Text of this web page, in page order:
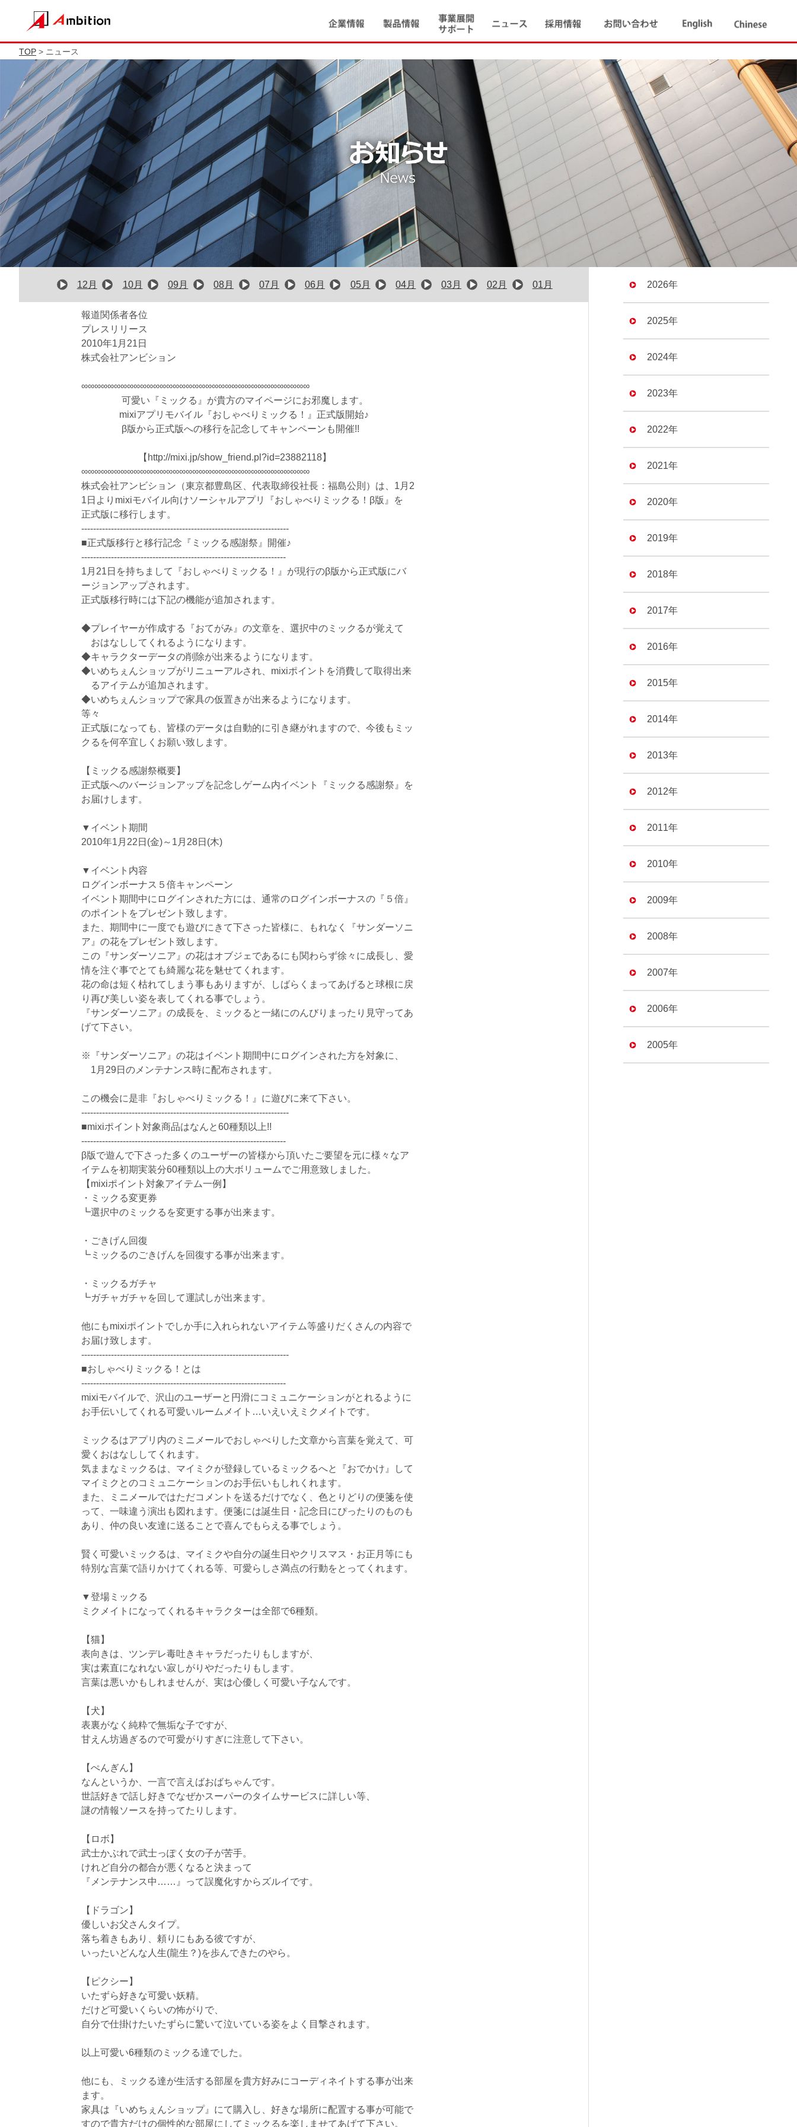
TOP > ニュース
12月 10月 09月 08月 07月 06月 05月 04月 03月 02月 01月
報道関係者各位
プレスリリース
2010年1月21日
株式会社アンビション
∞∞∞∞∞∞∞∞∞∞∞∞∞∞∞∞∞∞∞∞∞∞∞∞∞∞∞∞∞∞∞∞∞∞∞
可愛い『ミックる』が貴方のマイページにお邪魔します。
mixiアプリモバイル『おしゃべりミックる！』正式版開始♪
β版から正式版への移行を記念してキャンペーンも開催!!
【http://mixi.jp/show_friend.pl?id=23882118】
∞∞∞∞∞∞∞∞∞∞∞∞∞∞∞∞∞∞∞∞∞∞∞∞∞∞∞∞∞∞∞∞∞∞∞
株式会社アンビション（東京都豊島区、代表取締役社長：福島公則）は、1月2
1日よりmixiモバイル向けソーシャルアプリ『おしゃべりミックる！β版』を
正式版に移行します。
----------------------------------------------------------------------
■正式版移行と移行記念『ミックる感謝祭』開催♪
---------------------------------------------------------------------
1月21日を持ちまして『おしゃべりミックる！』が現行のβ版から正式版にバ
ージョンアップされます。
正式版移行時には下記の機能が追加されます。
◆プレイヤーが作成する『おてがみ』の文章を、選択中のミックるが覚えて
おはなししてくれるようになります。
◆キャラクターデータの削除が出来るようになります。
◆いめちぇんショップがリニューアルされ、mixiポイントを消費して取得出来
るアイテムが追加されます。
◆いめちぇんショップで家具の仮置きが出来るようになります。
等々
正式版になっても、皆様のデータは自動的に引き継がれますので、今後もミッ
クるを何卒宜しくお願い致します。
【ミックる感謝祭概要】
正式版へのバージョンアップを記念しゲーム内イベント『ミックる感謝祭』を
お届けします。
▼イベント期間
2010年1月22日(金)～1月28日(木)
▼イベント内容
ログインボーナス５倍キャンペーン
イベント期間中にログインされた方には、通常のログインボーナスの『５倍』
のポイントをプレゼント致します。
また、期間中に一度でも遊びにきて下さった皆様に、もれなく『サンダーソニ
ア』の花をプレゼント致します。
この『サンダーソニア』の花はオブジェであるにも関わらず徐々に成長し、愛
情を注ぐ事でとても綺麗な花を魅せてくれます。
花の命は短く枯れてしまう事もありますが、しばらくまってあげると球根に戻
り再び美しい姿を表してくれる事でしょう。
『サンダーソニア』の成長を、ミックると一緒にのんびりまったり見守ってあ
げて下さい。
※『サンダーソニア』の花はイベント期間中にログインされた方を対象に、
1月29日のメンテナンス時に配布されます。
この機会に是非『おしゃべりミックる！』に遊びに来て下さい。
----------------------------------------------------------------------
■mixiポイント対象商品はなんと60種類以上!!
---------------------------------------------------------------------
β版で遊んで下さった多くのユーザーの皆様から頂いたご要望を元に様々なア
イテムを初期実装分60種類以上の大ボリュームでご用意致しました。
【mixiポイント対象アイテム一例】
・ミックる変更券
┗選択中のミックるを変更する事が出来ます。
・ごきげん回復
┗ミックるのごきげんを回復する事が出来ます。
・ミックるガチャ
┗ガチャガチャを回して運試しが出来ます。
他にもmixiポイントでしか手に入れられないアイテム等盛りだくさんの内容で
お届け致します。
----------------------------------------------------------------------
■おしゃべりミックる！とは
---------------------------------------------------------------------
mixiモバイルで、沢山のユーザーと円滑にコミュニケーションがとれるように
お手伝いしてくれる可愛いルームメイト…いえいえミクメイトです。
ミックるはアプリ内のミニメールでおしゃべりした文章から言葉を覚えて、可
愛くおはなししてくれます。
気ままなミックるは、マイミクが登録しているミックるへと『おでかけ』して
マイミクとのコミュニケーションのお手伝いもしれくれます。
また、ミニメールではただコメントを送るだけでなく、色とりどりの便箋を使
って、一味違う演出も図れます。便箋には誕生日・記念日にぴったりのものも
あり、仲の良い友達に送ることで喜んでもらえる事でしょう。
賢く可愛いミックるは、マイミクや自分の誕生日やクリスマス・お正月等にも
特別な言葉で語りかけてくれる等、可愛らしさ満点の行動をとってくれます。
▼登場ミックる
ミクメイトになってくれるキャラクターは全部で6種類。
【猫】
表向きは、ツンデレ毒吐きキャラだったりもしますが、
実は素直になれない寂しがりやだったりもします。
言葉は悪いかもしれませんが、実は心優しく可愛い子なんです。
【犬】
表裏がなく純粋で無垢な子ですが、
甘えん坊過ぎるので可愛がりすぎに注意して下さい。
【ぺんぎん】
なんというか、一言で言えばおばちゃんです。
世話好きで話し好きでなぜかスーパーのタイムサービスに詳しい等、
謎の情報ソースを持ってたりします。
【ロボ】
武士かぶれで武士っぽく女の子が苦手。
けれど自分の都合が悪くなると決まって
『メンテナンス中……』って誤魔化すからズルイです。
【ドラゴン】
優しいお父さんタイプ。
落ち着きもあり、頼りにもある彼ですが、
いったいどんな人生(龍生？)を歩んできたのやら。
【ピクシー】
いたずら好きな可愛い妖精。
だけど可愛いくらいの怖がりで、
自分で仕掛けたいたずらに驚いて泣いている姿をよく目撃されます。
以上可愛い6種類のミックる達でした。
他にも、ミックる達が生活する部屋を貴方好みにコーディネイトする事が出来
ます。
家具は『いめちぇんショップ』にて購入し、好きな場所に配置する事が可能で
すので貴方だけの個性的な部屋にしてミックるを楽しませてあげて下さい。
2026年
2025年
2024年
2023年
2022年
2021年
2020年
2019年
2018年
2017年
2016年
2015年
2014年
2013年
2012年
2011年
2010年
2009年
2008年
2007年
2006年
2005年